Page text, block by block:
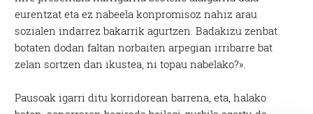
eurentzat eta ez nabeela konpromisoz nahiz arau
sozialen indarrez bakarrik agurtzen. Badakizu zenbat
botaten dodan faltan norbaiten arpegian irribarre bat
zelan sortzen dan ikustea, ni topau nabelako?».
Pausoak igarri ditu korridorean barrena, eta, halako